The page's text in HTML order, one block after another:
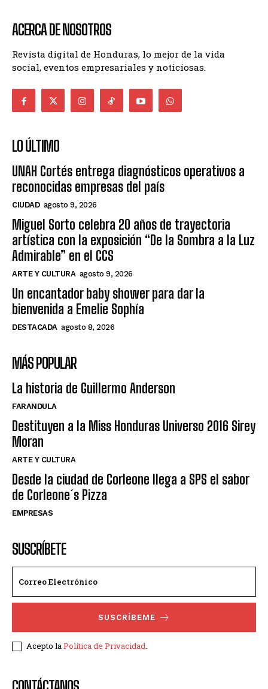
ACERCA DE NOSOTROS
Revista digital de Honduras, lo mejor de la vida
social, eventos empresariales y noticiosas.
LO ÚLTIMO
UNAH Cortés entrega diagnósticos operativos a
reconocidas empresas del país
CIUDAD agosto 9, 2026
Miguel Sorto celebra 20 años de trayectoria
artística con la exposición “De la Sombra a la Luz
Admirable” en el CCS
ARTE Y CULTURA agosto 9, 2026
Un encantador baby shower para dar la
bienvenida a Emelie Sophía
DESTACADA agosto 8, 2026
MÁS POPULAR
La historia de Guillermo Anderson
FARANDULA
Destituyen a la Miss Honduras Universo 2016 Sirey
Moran
ARTE Y CULTURA
Desde la ciudad de Corleone llega a SPS el sabor
de Corleone´s Pizza
EMPRESAS
SUSCRÍBETE
SUSCRÍBEME
Acepto laPolítica de Privacidad.